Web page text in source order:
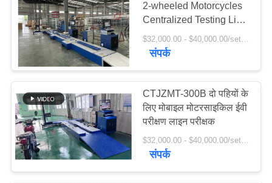
वीडियो
हमारे
बारे
फैक्टरी
यात्रा
ब्रेक परीक्षक
47
2-wheeled Motorcycles
Centralized Testing Line
Include Brake Force
Axle Load Speedometer
Tester Noise Meter
$32,000.00 - $40,000.00/sets MOQ:1 इकाई
संपर्क
CTJZMT-300B दो पहियों के
लिए मोबाइल मोटरसाइकिल ईवी
परीक्षण लाइन परीक्षक
$32,000.00 - $40,000.00/sets MOQ:1 इकाई
संपर्क